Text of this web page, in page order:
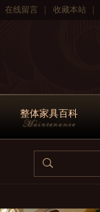
在线留言 收藏本站
整体家具百科